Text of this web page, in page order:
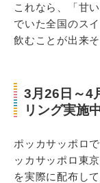
これなら、「甘
でいた全国のス
飲むことが出来
3月26日～4
リング実施
ポッカサッポロ
ッカサッポロ東
を実際に配布し